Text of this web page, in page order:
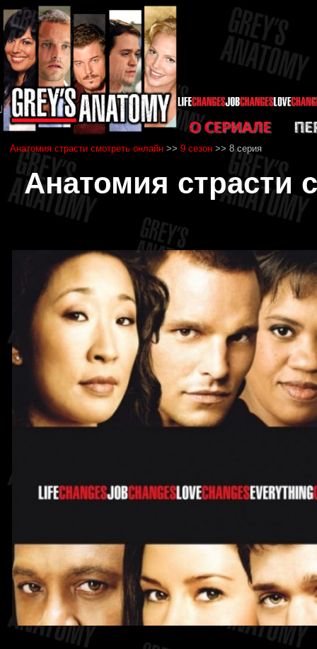
Анатомия страсти смотреть онлайн >> 9 сезон >> 8 серия
Анатомия страсти